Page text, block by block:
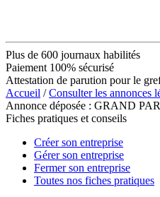
Plus de 600 journaux habilités
Paiement 100% sécurisé
Attestation de parution pour le
Accueil /Consulter les annonces
Annonce déposée : GRAND
Fiches pratiques et conseils
Créer son entreprise
Gérer son entreprise
Fermer son entreprise
Toutes nos fiches pratiques